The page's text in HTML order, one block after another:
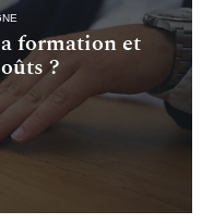
formation et
?